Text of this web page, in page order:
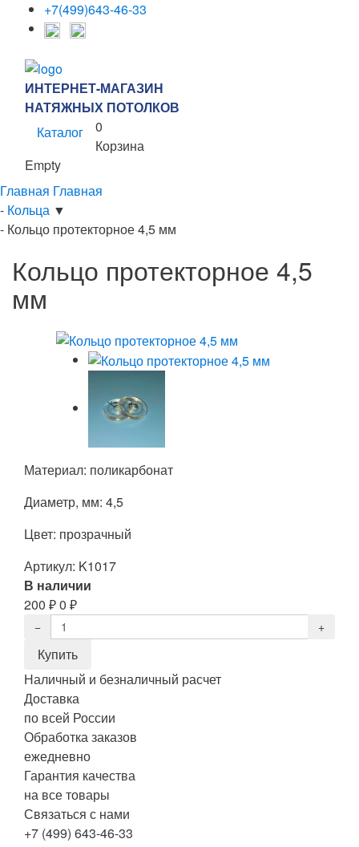
+7(499)643-46-33
ИНТЕРНЕТ-МАГАЗИН
НАТЯЖНЫХ ПОТОЛКОВ
Каталог
0
Корзина
Empty
Главная Главная
- Кольца ▼
- Кольцо протекторное 4,5 мм
Кольцо протекторное 4,5
мм
Материал: поликарбонат
Диаметр, мм: 4,5
Цвет: прозрачный
Артикул: K1017
В наличии
200 ₽0 ₽
Наличный и безналичный расчет
Доставка
по всей России
Обработка заказов
ежедневно
Гарантия качества
на все товары
Связаться с нами
+7 (499) 643-46-33